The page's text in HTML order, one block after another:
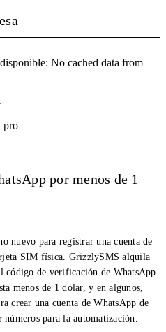
No cached data from
pro
por menos de 1
nuevo para registrar una cuenta de
SIM física. GrizzlySMS alquila
código de verificación de WhatsApp.
menos de 1 dólar, y en algunos,
crear una cuenta de WhatsApp de
para la automatización.